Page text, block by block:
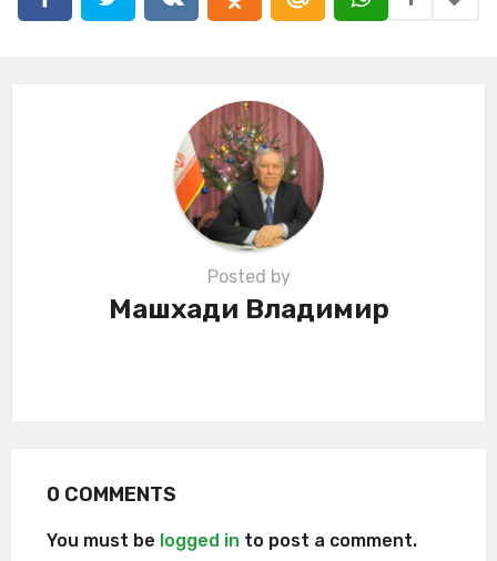
i
Posted by
Машхади Владимир
0 COMMENTS
You must be logged in to post a comment.